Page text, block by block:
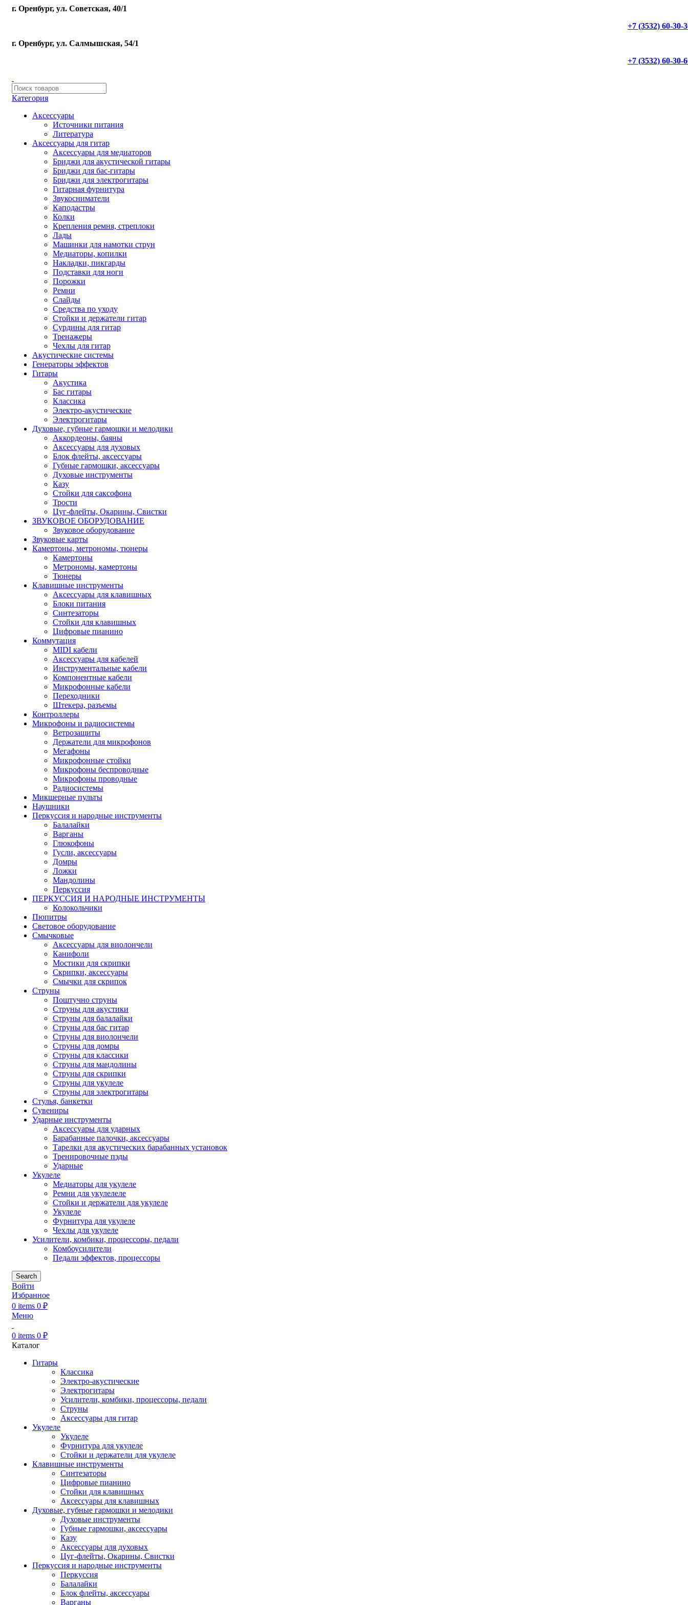
г. Оренбург, ул. Советская, 40/1
+7 (3532) 60-30-
г. Оренбург, ул. Салмышская, 54/1
+7 (3532) 60-30-
Категория
Аксессуары
Источники питания
Литература
Аксессуары для гитар
Аксессуары для медиаторов
Бриджи для акустической гитары
Бриджи для бас-гитары
Бриджи для электрогитары
Гитарная фурнитура
Звукосниматели
Каподастры
Колки
Крепления ремня, стреплоки
Лады
Машинки для намотки струн
Медиаторы, копилки
Накладки, пикгарды
Подставки для ноги
Порожки
Ремни
Слайды
Средства по уходу
Стойки и держатели гитар
Сурдины для гитар
Тренажеры
Чехлы для гитар
Акустические системы
Генераторы эффектов
Гитары
Акустика
Бас гитары
Классика
Электро-акустические
Электрогитары
Духовые, губные гармошки и мелодики
Аккордеоны, баяны
Аксессуары для духовых
Блок флейты, аксессуары
Губные гармошки, аксессуары
Духовые инструменты
Казу
Стойки для саксофона
Трости
Цуг-флейты, Окарины, Свистки
ЗВУКОВОЕ ОБОРУДОВАНИЕ
Звуковое оборудование
Звуковые карты
Камертоны, метрономы, тюнеры
Камертоны
Метрономы, камертоны
Тюнеры
Клавишные инструменты
Аксессуары для клавишных
Блоки питания
Синтезаторы
Стойки для клавишных
Цифровые пианино
Коммутация
MIDI кабели
Аксессуары для кабелей
Инструментальные кабели
Компонентные кабели
Микрофонные кабели
Переходники
Штекера, разъемы
Контроллеры
Микрофоны и радиосистемы
Ветрозащиты
Держатели для микрофонов
Мегафоны
Микрофонные стойки
Микрофоны беспроводные
Микрофоны проводные
Радиосистемы
Микшерные пульты
Наушники
Перкуссия и народные инструменты
Балалайки
Варганы
Глюкофоны
Гусли, аксессуары
Домры
Ложки
Мандолины
Перкуссия
ПЕРКУССИЯ И НАРОДНЫЕ ИНСТРУМЕНТЫ
Колокольчики
Пюпитры
Световое оборудование
Смычковые
Аксессуары для виолончели
Канифоли
Мостики для скрипки
Скрипки, аксессуары
Смычки для скрипок
Струны
Поштучно струны
Струны для акустики
Струны для балалайки
Струны для бас гитар
Струны для виолончели
Струны для домры
Струны для классики
Струны для мандолины
Струны для скрипки
Струны для укулеле
Струны для электрогитары
Стулья, банкетки
Сувениры
Ударные инструменты
Аксессуары для ударных
Барабанные палочки, аксессуары
Тарелки для акустических барабанных установок
Тренировочные пэды
Ударные
Укулеле
Медиаторы для укулеле
Ремни для укулелеле
Стойки и держатели для укулеле
Укулеле
Фурнитура для укулеле
Чехлы для укулеле
Усилители, комбики, процессоры, педали
Комбоусилители
Педали эффектов, процессоры
Search
Войти
Избранное
0 items 0 ₽
Меню
0 items 0 ₽
Каталог
Гитары
Классика
Электро-акустические
Электрогитары
Усилители, комбики, процессоры, педали
Струны
Аксессуары для гитар
Укулеле
Укулеле
Фурнитура для укулеле
Стойки и держатели для укулеле
Клавишные инструменты
Синтезаторы
Цифровые пианино
Стойки для клавишных
Аксессуары для клавишных
Духовые, губные гармошки и мелодики
Духовые инструменты
Губные гармошки, аксессуары
Казу
Аксессуары для духовых
Цуг-флейты, Окарины, Свистки
Перкуссия и народные инструменты
Перкуссия
Балалайки
Блок флейты, аксессуары
Варганы